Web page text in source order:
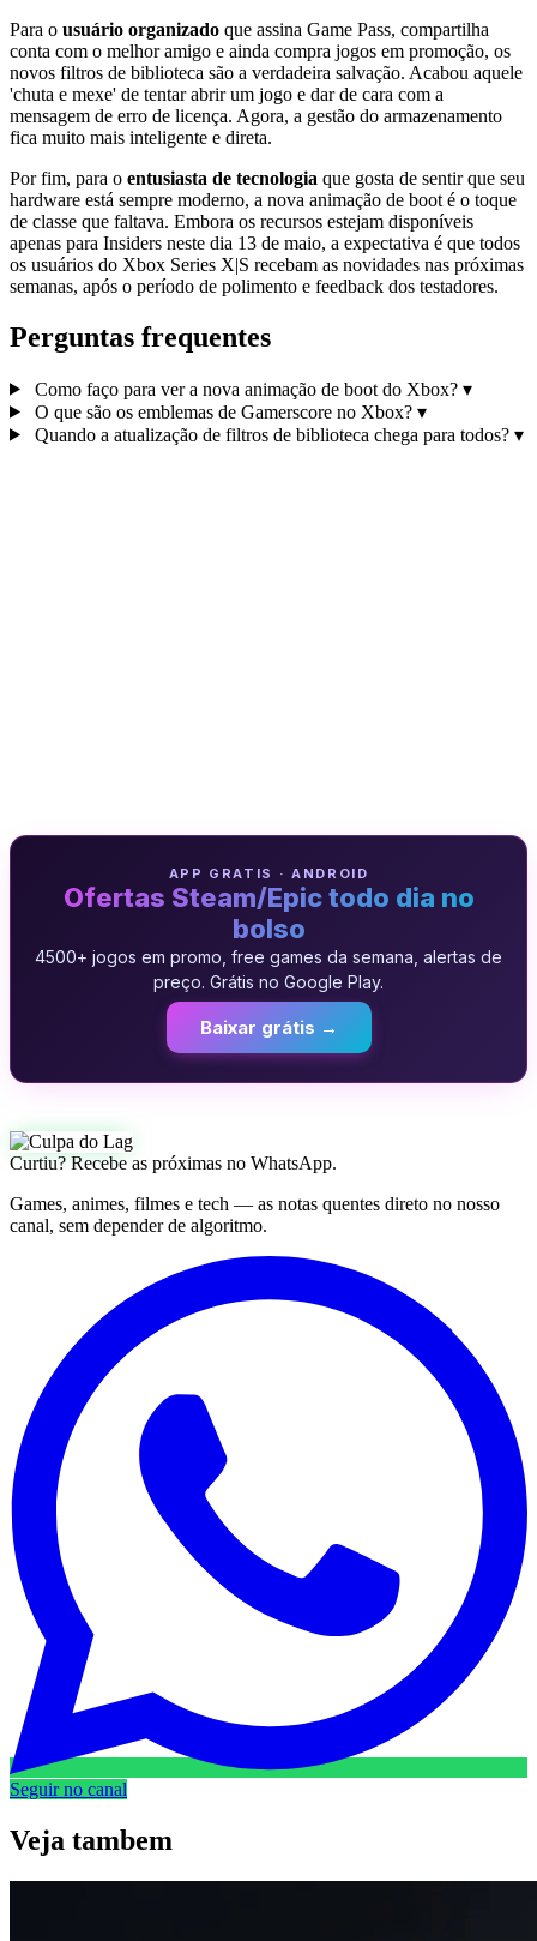
Para o usuário organizado que assina Game Pass, compartilha
conta com o melhor amigo e ainda compra jogos em promoção, os
novos filtros de biblioteca são a verdadeira salvação. Acabou aquele
'chuta e mexe' de tentar abrir um jogo e dar de cara com a
mensagem de erro de licença. Agora, a gestão do armazenamento
fica muito mais inteligente e direta.
Por fim, para o entusiasta de tecnologia que gosta de sentir que seu
hardware está sempre moderno, a nova animação de boot é o toque
de classe que faltava. Embora os recursos estejam disponíveis
apenas para Insiders neste dia 13 de maio, a expectativa é que todos
os usuários do Xbox Series X|S recebam as novidades nas próximas
semanas, após o período de polimento e feedback dos testadores.
Perguntas frequentes
Como faço para ver a nova animação de boot do Xbox? ▾
O que são os emblemas de Gamerscore no Xbox? ▾
Quando a atualização de filtros de biblioteca chega para todos? ▾
APP GRATIS · ANDROID
Ofertas Steam/Epic todo dia no
bolso
4500+ jogos em promo, free games da semana, alertas de
preço. Grátis no Google Play.
Baixar grátis →
Curtiu? Recebe as próximas no WhatsApp.
Games, animes, filmes e tech — as notas quentes direto no nosso
canal, sem depender de algoritmo.
Seguir no canal
Veja tambem